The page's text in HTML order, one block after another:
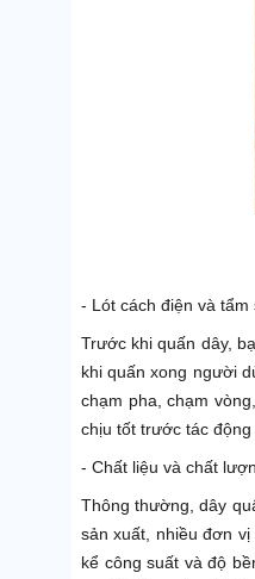
- Lót cách điện và tẩm
Trước khi quấn dây,
khi quấn xong người
chạm pha, chạm
chịu tốt trước tác
- Chất liệu và chất
Thông thường, dây
sản xuất, nhiều đơn
kể công suất và độ